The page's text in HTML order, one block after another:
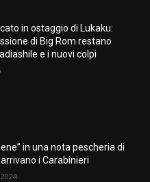
in ostaggio di Lukaku:
di Big Rom restano
e i nuovi colpi
in una nota pescheria di
i Carabinieri